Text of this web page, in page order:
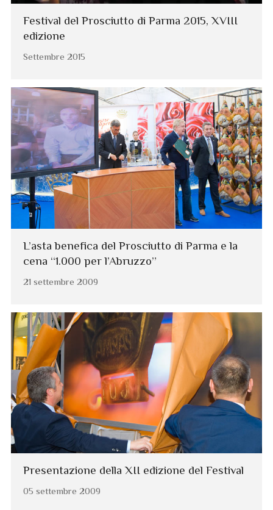
Festival del Prosciutto di Parma 2015, XVIII
edizione
Settembre 2015
L’asta benefica del Prosciutto di Parma e la
cena “1.000 per l’Abruzzo”
21 settembre 2009
Presentazione della XII edizione del Festival
05 settembre 2009